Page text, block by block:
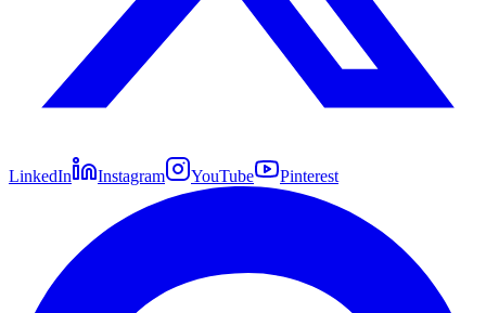
LinkedIn Instagram YouTube Pinterest